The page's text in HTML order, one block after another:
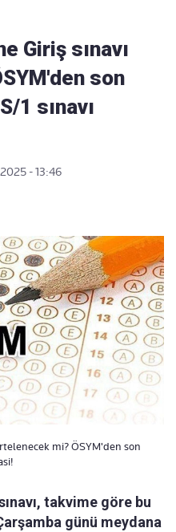
Giriş sınavı
son
1 sınavı
- 13:46
mi? ÖSYM'den son
takvime göre bu
günü meydana